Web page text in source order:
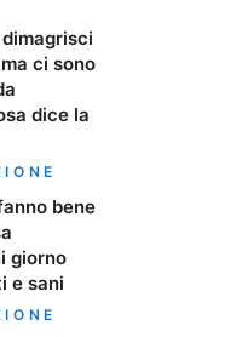
ci sono
dice la
bene
giorno
e sani